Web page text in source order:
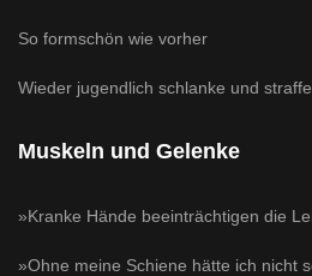
So formschön wie vorher
Wieder jugendlich schlanke und
Muskeln und Gelenke
»Kranke Hände beeinträchtigen die
»Ohne meine Schiene hätte ich nicht